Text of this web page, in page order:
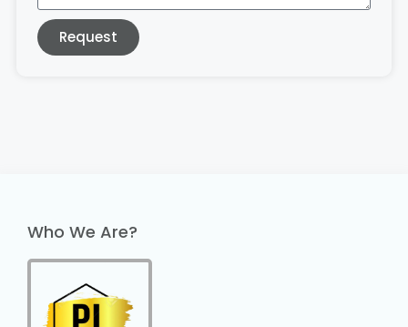
Request
Who We Are?